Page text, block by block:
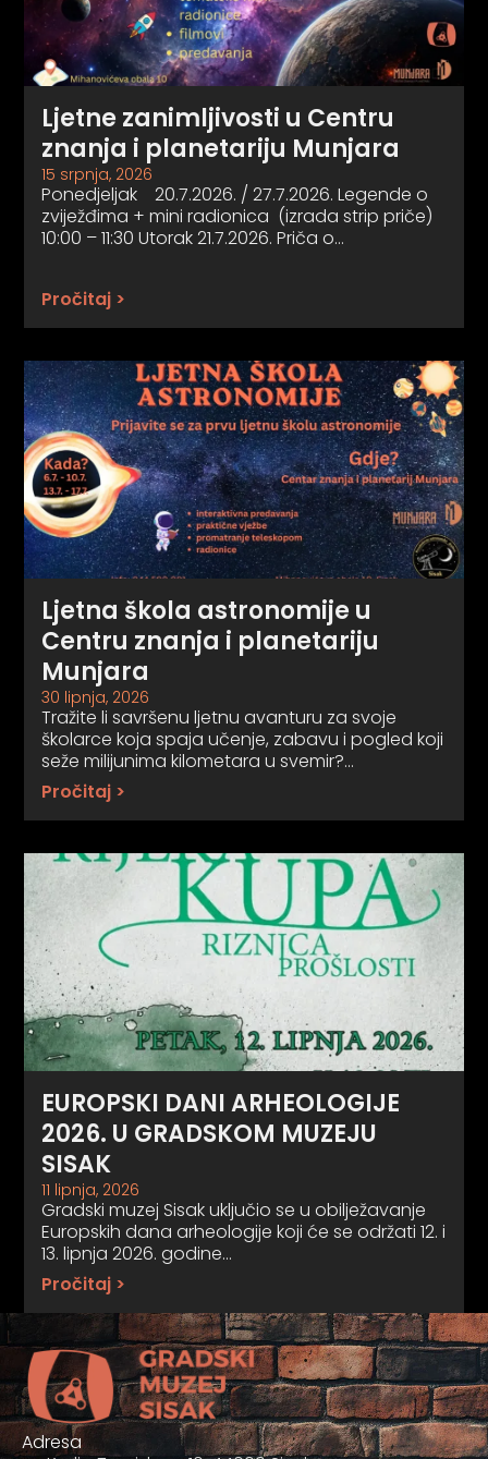
Ljetne zanimljivosti u Centru
znanja i planetariju Munjara
15 srpnja, 2026
Ponedjeljak 20.7.2026. / 27.7.2026. Legende o
zviježđima + mini radionica (izrada strip priče)
10:00 – 11:30 Utorak 21.7.2026. Priča o…
Pročitaj >
Ljetna škola astronomije u
Centru znanja i planetariju
Munjara
30 lipnja, 2026
Tražite li savršenu ljetnu avanturu za svoje
školarce koja spaja učenje, zabavu i pogled koji
seže milijunima kilometara u svemir?…
Pročitaj >
EUROPSKI DANI ARHEOLOGIJE
2026. U GRADSKOM MUZEJU
SISAK
11 lipnja, 2026
Gradski muzej Sisak uključio se u obilježavanje
Europskih dana arheologije koji će se održati 12. i
13. lipnja 2026. godine…
Pročitaj >
Adresa